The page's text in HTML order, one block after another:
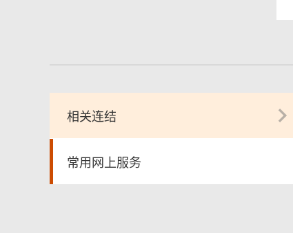
相关连结
常用网上服务